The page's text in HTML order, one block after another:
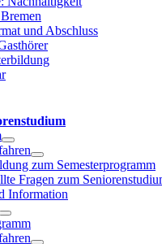
und Abschluss
zum Semesterprogramm
Fragen zum
Information